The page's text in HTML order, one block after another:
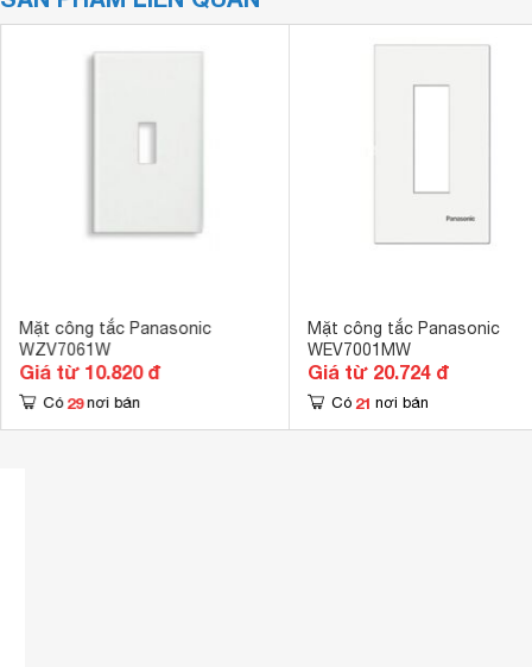
Mặt công tắc Panasonic
WZV7061W
Giá từ 10.820 đ
Có 29 nơi bán
Mặt công tắc Panasonic
WEV7001MW
Giá từ 20.724 đ
Có 21 nơi bán